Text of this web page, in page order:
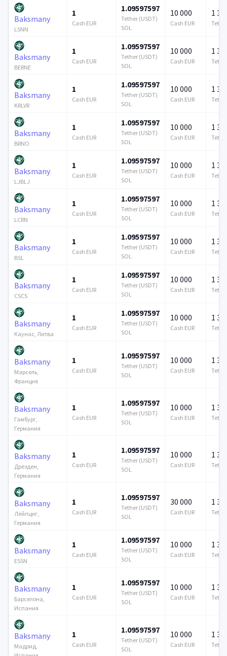
Baksmany
LSNN
1
Cash EUR
1.09597597
Tether (USDT)
SOL
10 000
Cash EUR
1
Baksmany
BERNE
1
Cash EUR
1.09597597
Tether (USDT)
SOL
10 000
Cash EUR
1
Baksmany
KRLVR
1
Cash EUR
1.09597597
Tether (USDT)
SOL
10 000
Cash EUR
1
Baksmany
BRNO
1
Cash EUR
1.09597597
Tether (USDT)
SOL
10 000
Cash EUR
1
Baksmany
LJBLJ
1
Cash EUR
1.09597597
Tether (USDT)
SOL
10 000
Cash EUR
1
Baksmany
LCRN
1
Cash EUR
1.09597597
Tether (USDT)
SOL
10 000
Cash EUR
1
Baksmany
BSL
1
Cash EUR
1.09597597
Tether (USDT)
SOL
10 000
Cash EUR
1
Baksmany
CSCS
1
Cash EUR
1.09597597
Tether (USDT)
SOL
10 000
Cash EUR
1
Baksmany
Каунас, Литва
1
Cash EUR
1.09597597
Tether (USDT)
SOL
10 000
Cash EUR
1
Baksmany
Марсель,
Франция
1
Cash EUR
1.09597597
Tether (USDT)
SOL
10 000
Cash EUR
1
Baksmany
Гамбург,
Германия
1
Cash EUR
1.09597597
Tether (USDT)
SOL
10 000
Cash EUR
1
Baksmany
Дрезден,
Германия
1
Cash EUR
1.09597597
Tether (USDT)
SOL
10 000
Cash EUR
1
Baksmany
Лейпциг,
Германия
1
Cash EUR
1.09597597
Tether (USDT)
SOL
30 000
Cash EUR
1
Baksmany
ESSN
1
Cash EUR
1.09597597
Tether (USDT)
SOL
10 000
Cash EUR
1
Baksmany
Барселона,
Испания
1
Cash EUR
1.09597597
Tether (USDT)
SOL
10 000
Cash EUR
1
Baksmany
Мадрид,
1
Cash EUR
1.09597597
Tether (USDT)
SOL
10 000
Cash EUR
1